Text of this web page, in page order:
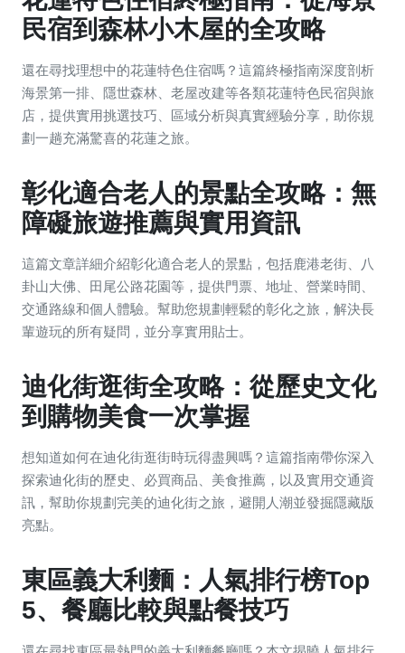
民宿到森林小木屋的全攻略
還在尋找理想中的花蓮特色住宿嗎？這篇終極指南深度剖析
海景第一排、隱世森林、老屋改建等各類花蓮特色民宿與旅
店，提供實用挑選技巧、區域分析與真實經驗分享，助你規
劃一趟充滿驚喜的花蓮之旅。
彰化適合老人的景點全攻略：無
障礙旅遊推薦與實用資訊
這篇文章詳細介紹彰化適合老人的景點，包括鹿港老街、八
卦山大佛、田尾公路花園等，提供門票、地址、營業時間、
交通路線和個人體驗。幫助您規劃輕鬆的彰化之旅，解決長
輩遊玩的所有疑問，並分享實用貼士。
迪化街逛街全攻略：從歷史文化
到購物美食一次掌握
想知道如何在迪化街逛街時玩得盡興嗎？這篇指南帶你深入
探索迪化街的歷史、必買商品、美食推薦，以及實用交通資
訊，幫助你規劃完美的迪化街之旅，避開人潮並發掘隱藏版
亮點。
東區義大利麵：人氣排行榜Top
5、餐廳比較與點餐技巧